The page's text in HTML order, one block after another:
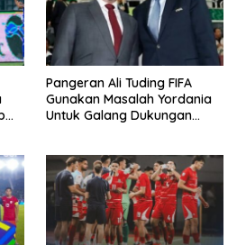
Pangeran Ali Tuding FIFA
Gunakan Masalah Yordania
Untuk Galang Dukungan